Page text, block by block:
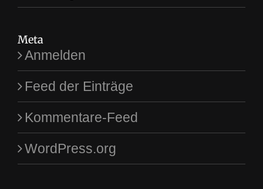
Meta
Anmelden
Feed der Einträge
Kommentare-Feed
WordPress.org